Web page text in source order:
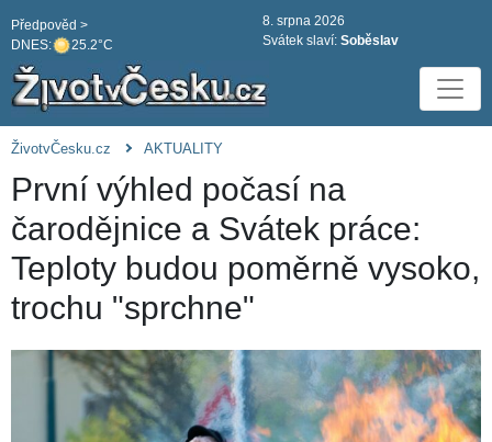
DNES: 25.2°C
Předpověd >
8. srpna 2026
Svátek slaví: Soběslav
ŽivotvČesku.cz AKTUALITY
První výhled počasí na
čarodějnice a Svátek práce:
Teploty budou poměrně vysoko,
trochu "sprchne"